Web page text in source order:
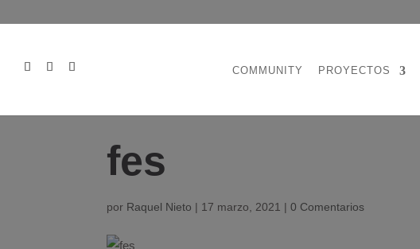
COMMUNITY PROYECTOS
fes
por Raquel Nieto | 17 marzo, 2021 |0 Comentarios